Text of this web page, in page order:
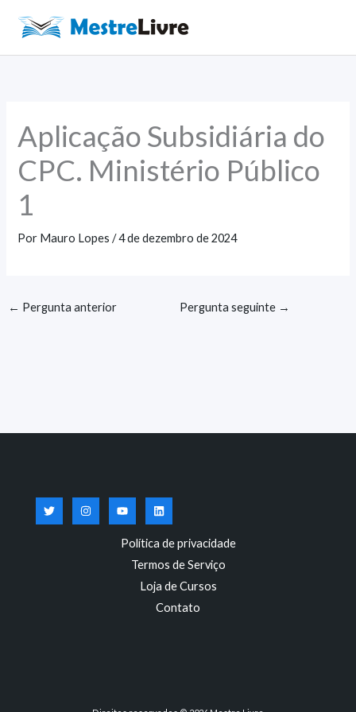
para
o
Aplicação Subsidiária do
CPC. Ministério Público
1
Por Mauro Lopes/4 de dezembro de 2024
← Pergunta anterior Pergunta seguinte →
Política de privacidade
Termos de Serviço
Loja de Cursos
Contato